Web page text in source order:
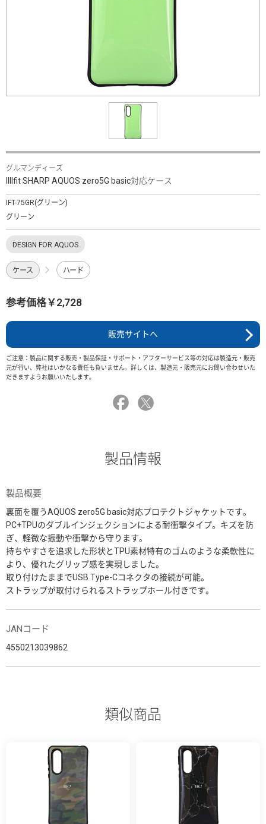
グルマンディーズ
IIIIfit SHARP AQUOS zero5G basic対応ケース
IFT-75GR(グリーン)
グリーン
DESIGN FOR AQUOS
ケース ハード
参考価格￥2,728
販売サイトへ
ご注意：製品に関する販売・製品保証・サポート・アフターサービス等の対応は製造元・販売
元が行い、弊社はいかなる責任も負いません。詳しくは、製造元・販売元にお問い合わせいた
だきますようお願いいたします。
製品情報
製品概要
裏面を覆うAQUOS zero5G basic対応プロテクトジャケットです。
PC+TPUのダブルインジェクションによる耐衝撃タイプ。キズを防
ぎ、軽微な振動や衝撃から守ります。
持ちやすさを追求した形状とTPU素材特有のゴムのような柔軟性に
より、優れたグリップ感を実現しました。
取り付けたままでUSB Type-Cコネクタの接続が可能。
ストラップが取付けられるストラップホール付きです。
JANコード
4550213039862
類似商品